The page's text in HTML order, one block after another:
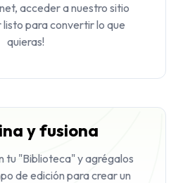
acceder a nuestro sitio
para convertir lo que
quieras!
y fusiona
tu "Biblioteca" y agrégalos
de edición para crear un